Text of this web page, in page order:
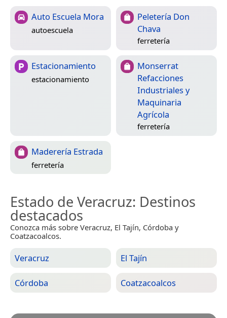
Auto Escuela Mora
autoescuela
Peletería Don
Chava
ferretería
Estacionamiento
estacionamiento
Monserrat
Refacciones
Industriales y
Maquinaria
Agrícola
ferretería
Maderería Estrada
ferretería
Estado de Veracruz: Destinos
destacados
Conozca más sobre Veracruz, El Tajín, Córdoba y
Coatzacoalcos.
Veracruz El Tajín
Córdoba Coatzacoalcos